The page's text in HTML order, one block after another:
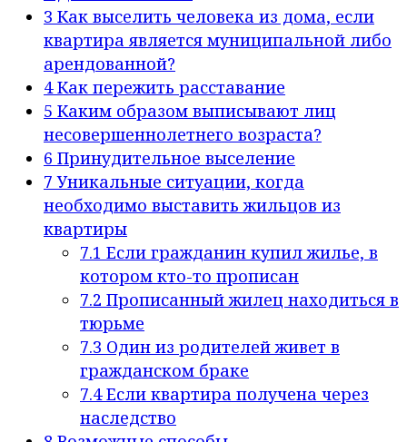
3 Как выселить человека из дома, если
квартира является муниципальной либо
арендованной?
4Как пережить расставание
5 Каким образом выписывают лиц
несовершеннолетнего возраста?
6 Принудительное выселение
7 Уникальные ситуации, когда
необходимо выставить жильцов из
квартиры
7.1 Если гражданин купил жилье, в
котором кто-то прописан
7.2 Прописанный жилец находиться в
тюрьме
7.3 Один из родителей живет в
гражданском браке
7.4Если квартира получена через
наследство